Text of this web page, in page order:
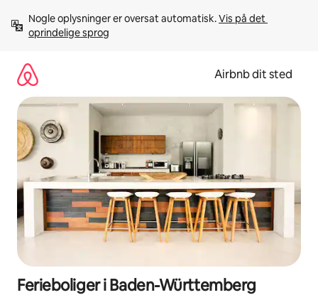
videre
Nogle oplysninger er oversat automatisk. Vis på det
oprindelige sprog
Airbnb dit sted
Ferieboliger i Baden-Württemberg